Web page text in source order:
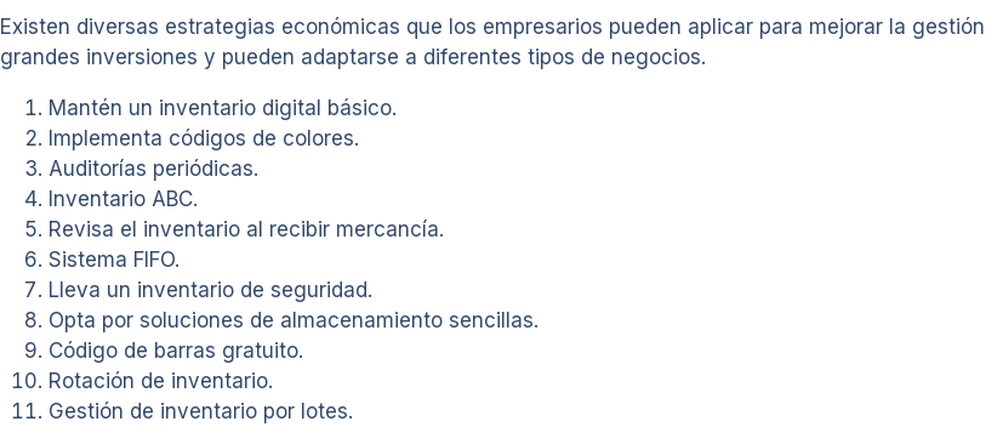
Existen diversas estrategias económicas que los empresarios pueden aplicar para mejorar la
grandes inversiones y pueden adaptarse a diferentes tipos de negocios.
Mantén un inventario digital básico.
Implementa códigos de colores.
Auditorías periódicas.
Inventario ABC.
Revisa el inventario al recibir mercancía.
Sistema FIFO.
Lleva un inventario de seguridad.
Opta por soluciones de almacenamiento sencillas.
Código de barras gratuito.
Rotación de inventario.
Gestión de inventario por lotes.